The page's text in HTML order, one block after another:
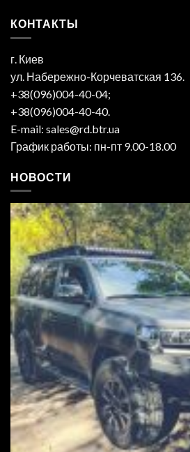
КОНТАКТЫ
г. Киев
ул. Набережно-Корчеватская 136.
+38(096)004-40-04;
+38(096)004-40-40.
E-mail: sales@rd.btr.ua
График работы: пн-пт 9.00-18.00
НОВОСТИ